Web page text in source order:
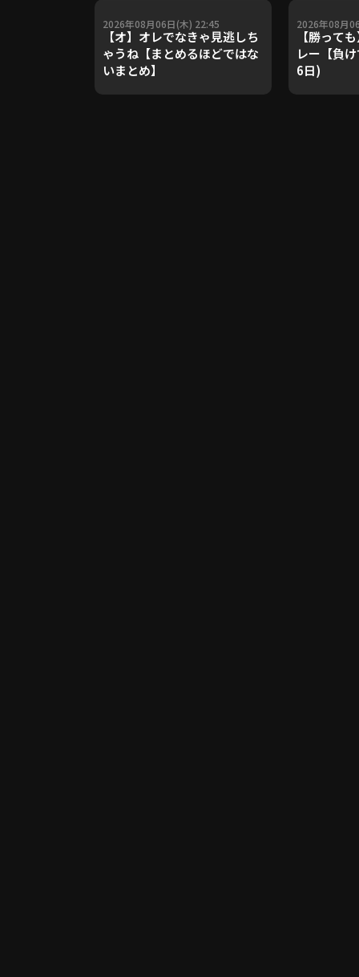
2026年08月06日(木) 22:45
【オ】オレでなきゃ見逃しち
ゃうね【まとめるほどではな
いまとめ】
2026年08月
【勝って
レー【負
6日)